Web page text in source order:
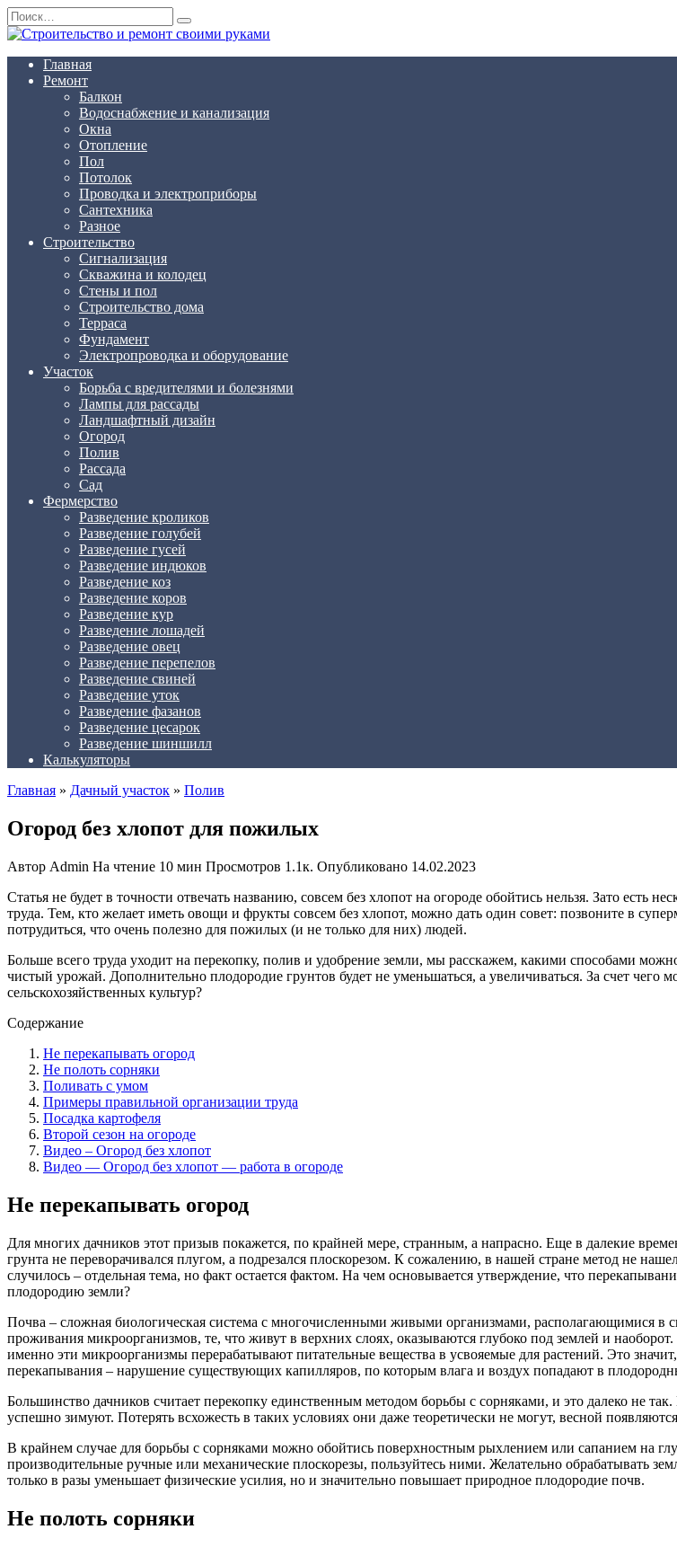
Перейти
к
содержанию
Search
for:
Главная
Ремонт
Балкон
Водоснабжение и канализация
Окна
Отопление
Пол
Потолок
Проводка и электроприборы
Сантехника
Разное
Строительство
Сигнализация
Скважина и колодец
Стены и пол
Строительство дома
Терраса
Фундамент
Электропроводка и оборудование
Участок
Борьба с вредителями и болезнями
Лампы для рассады
Ландшафтный дизайн
Огород
Полив
Рассада
Сад
Фермерство
Разведение кроликов
Разведение голубей
Разведение гусей
Разведение индюков
Разведение коз
Разведение коров
Разведение кур
Разведение лошадей
Разведение овец
Разведение перепелов
Разведение свиней
Разведение уток
Разведение фазанов
Разведение цесарок
Разведение шиншилл
Калькуляторы
Главная » Дачный участок » Полив
Огород без хлопот для пожилых
Автор Admin На чтение 10 мин Просмотров 1.1к. Опубликовано 14.02.2023
Статья не будет в точности отвечать названию, совсем без хлопот на огороде обойтись нельзя. Зато есть
труда. Тем, кто желает иметь овощи и фрукты совсем без хлопот, можно дать один совет: позвоните в
потрудиться, что очень полезно для пожилых (и не только для них) людей.
Больше всего труда уходит на перекопку, полив и удобрение земли, мы расскажем, какими способами
чистый урожай. Дополнительно плодородие грунтов будет не уменьшаться, а увеличиваться. За счет чего
сельскохозяйственных культур?
Содержание
Не перекапывать огород
Не полоть сорняки
Поливать с умом
Примеры правильной организации труда
Посадка картофеля
Второй сезон на огороде
Видео – Огород без хлопот
Видео — Огород без хлопот — работа в огороде
Не перекапывать огород
Для многих дачников этот призыв покажется, по крайней мере, странным, а напрасно. Еще в далекие
грунта не переворачивался плугом, а подрезался плоскорезом. К сожалению, в нашей стране метод не
случилось – отдельная тема, но факт остается фактом. На чем основывается утверждение, что
плодородию земли?
Почва – сложная биологическая система с многочисленными живыми организмами, располагающимися в
проживания микроорганизмов, те, что живут в верхних слоях, оказываются глубоко под землей и
именно эти микроорганизмы перерабатывают питательные вещества в усвояемые для растений. Это
перекапывания – нарушение существующих капилляров, по которым влага и воздух попадают в
Большинство дачников считает перекопку единственным методом борьбы с сорняками, и это далеко не
успешно зимуют. Потерять всхожесть в таких условиях они даже теоретически не могут, весной
В крайнем случае для борьбы с сорняками можно обойтись поверхностным рыхлением или сапанием на
производительные ручные или механические плоскорезы, пользуйтесь ними. Желательно обрабатывать
только в разы уменьшает физические усилия, но и значительно повышает природное плодородие почв.
Не полоть сорняки